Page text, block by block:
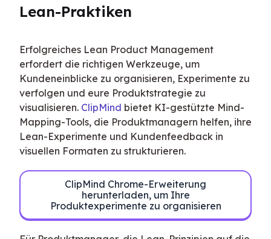
Lean-Praktiken
Erfolgreiches Lean Product Management
erfordert die richtigen Werkzeuge, um
Kundeneinblicke zu organisieren, Experimente zu
verfolgen und eure Produktstrategie zu
visualisieren. ClipMind bietet KI-gestützte Mind-
Mapping-Tools, die Produktmanagern helfen, ihre
Lean-Experimente und Kundenfeedback in
visuellen Formaten zu strukturieren.
ClipMind Chrome-Erweiterung
herunterladen, um Ihre
Produktexperimente zu organisieren